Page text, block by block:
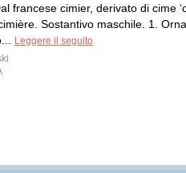
francese cimier, derivato di cime
Sostantivo maschile. 1.
Leggere il seguito